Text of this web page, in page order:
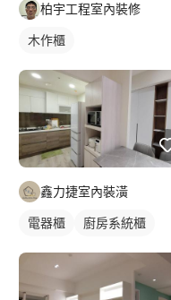
柏宇工程室內裝修
木作櫃
鑫力捷室內裝潢
電器櫃 廚房系統櫃